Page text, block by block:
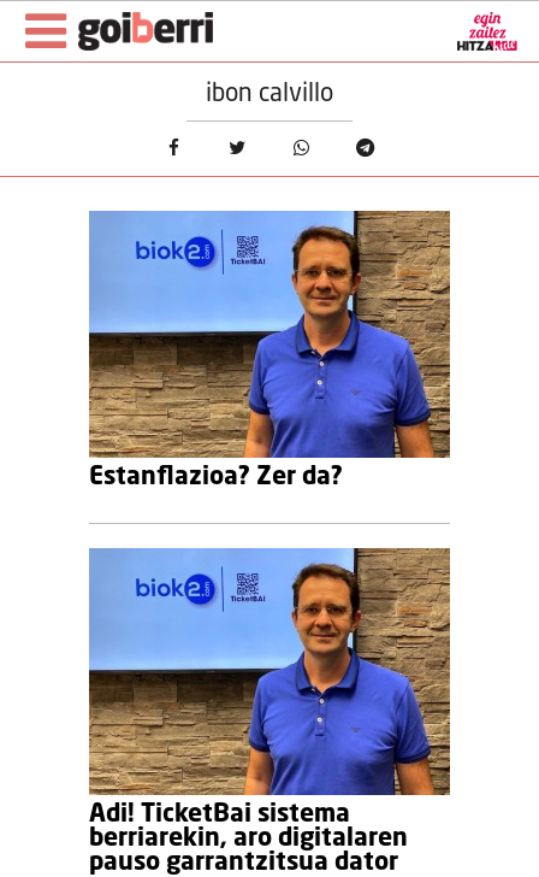
ibon calvillo
Estanflazioa? Zer da?
Adi! TicketBai sistema
berriarekin, aro digitalaren
pauso garrantzitsua dator